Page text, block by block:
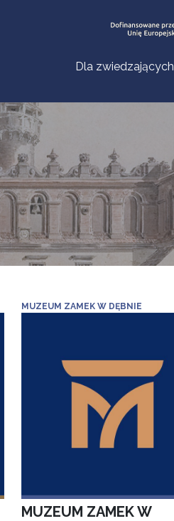
Dla zwiedzających
MUZEUM ZAMEK W DĘBNIE
MUZEUM ZAMEK W